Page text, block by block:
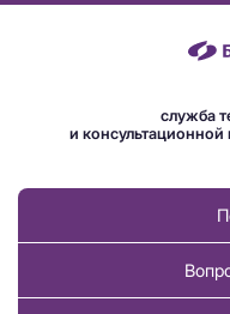
служба
и